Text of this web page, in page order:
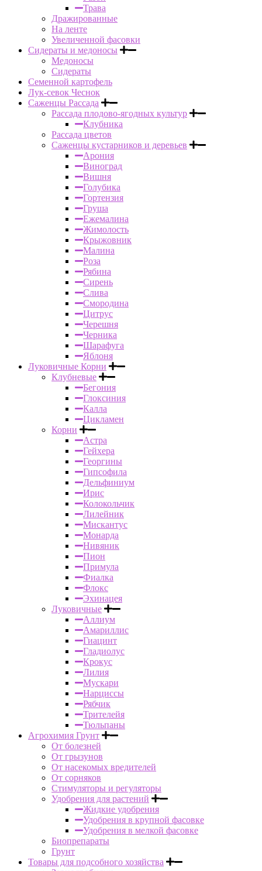
Трава
Дражированные
На ленте
Увеличенной фасовки
Сидераты и медоносы
Медоносы
Сидераты
Семенной картофель
Лук-севок Чеснок
Саженцы Рассада
Рассада плодово-ягодных культур
Клубника
Рассада цветов
Саженцы кустарников и деревьев
Арония
Виноград
Вишня
Голубика
Гортензия
Груша
Ежемалина
Жимолость
Крыжовник
Малина
Роза
Рябина
Сирень
Слива
Смородина
Цитрус
Черешня
Черника
Шарафуга
Яблоня
Луковичные Корни
Клубневые
Бегония
Глоксиния
Калла
Цикламен
Корни
Астра
Гейхера
Георгины
Гипсофила
Дельфиниум
Ирис
Колокольчик
Лилейник
Мискантус
Монарда
Нивяник
Пион
Примула
Фиалка
Флокс
Эхинацея
Луковичные
Аллиум
Амариллис
Гиацинт
Гладиолус
Крокус
Лилия
Мускари
Нарциссы
Рябчик
Трителейя
Тюльпаны
Агрохимия Грунт
От болезней
От грызунов
От насекомых вредителей
От сорняков
Стимуляторы и регуляторы
Удобрения для растений
Жидкие удобрения
Удобрения в крупной фасовке
Удобрения в мелкой фасовке
Биопрепараты
Грунт
Товары для подсобного хозяйства